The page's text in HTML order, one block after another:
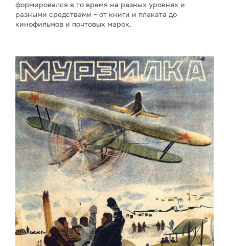
формировался в то время на разных уровнях и
разными средствами – от книги и плаката до
кинофильмов и почтовых марок.